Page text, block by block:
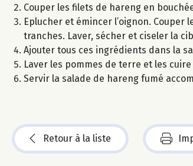
Couper les filets de hareng en
Eplucher et émincer l’oignon.
tranches. Laver, sécher et ciseler la
Ajouter tous ces ingrédients dans la
Laver les pommes de terre et les
Servir la salade de hareng fumé
Retour à la liste